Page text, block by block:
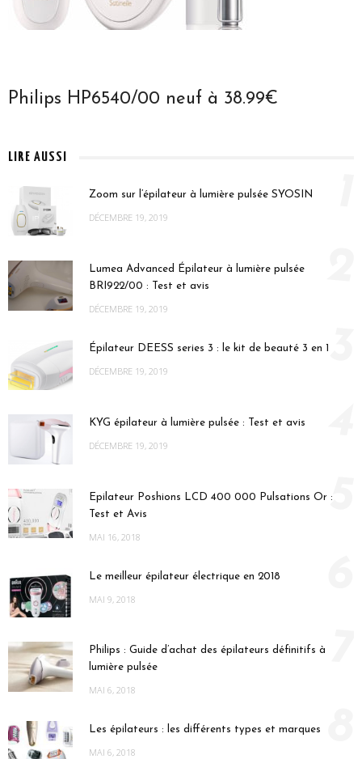
Philips HP6540/00 neuf à 38.99€
LIRE AUSSI
Zoom sur l’épilateur à lumière pulsée SYOSIN
DÉCEMBRE 19, 2019
Lumea Advanced Épilateur à lumière pulsée
BRI922/00 : Test et avis
DÉCEMBRE 19, 2019
Épilateur DEESS series 3 : le kit de beauté 3 en 1
DÉCEMBRE 19, 2019 3
KYG épilateur à lumière pulsée : Test et avis
DÉCEMBRE 19, 2019
Epilateur Poshions LCD 400 000 Pulsations Or :
Test et Avis
MAI 16, 2018
5
Le meilleur épilateur électrique en 2018
MAI 9, 2018
Philips : Guide d’achat des épilateurs définitifs à
lumière pulsée
MAI 6, 2018
Les épilateurs : les différents types et marques
MAI 6, 2018